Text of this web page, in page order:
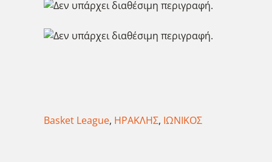
Basket League, ΗΡΑΚΛΗΣ, ΙΩΝΙΚΟΣ